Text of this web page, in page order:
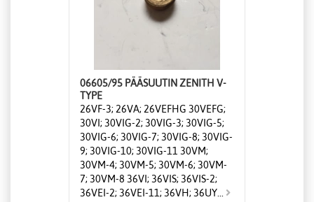
06605/95 PÄÄSUUTIN ZENITH V-
TYPE
26VF-3; 26VA; 26VEFHG 30VEFG;
30VI; 30VIG-2; 30VIG-3; 30VIG-5;
30VIG-6; 30VIG-7; 30VIG-8; 30VIG-
9; 30VIG-10; 30VIG-11 30VM;
30VM-4; 30VM-5; 30VM-6; 30VM-
7; 30VM-8 36VI; 36VIS; 36VIS-2;
36VEI-2; 36VEI-11; 36VH; 36UY...